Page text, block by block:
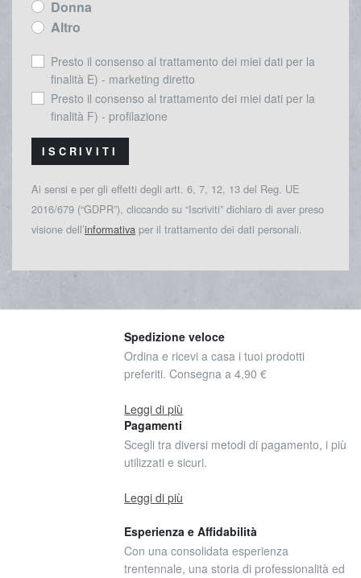
Donna
Altro
Presto il consenso al trattamento dei miei dati per la
finalità E) - marketing diretto
Presto il consenso al trattamento dei miei dati per la
finalità F) - profilazione
ISCRIVITI
Ai sensi e per gli effetti degli artt. 6, 7, 12, 13 del Reg. UE
2016/679 (“GDPR”), cliccando su “Iscriviti” dichiaro di aver preso
visione dell’informativa per il trattamento dei dati personali.
Spedizione veloce
Ordina e ricevi a casa i tuoi prodotti
preferiti. Consegna a 4,90 €
Leggi di più
Pagamenti
Scegli tra diversi metodi di pagamento, i più
utilizzati e sicuri.
Leggi di più
Esperienza e Affidabilità
Con una consolidata esperienza
trentennale, una storia di professionalità ed